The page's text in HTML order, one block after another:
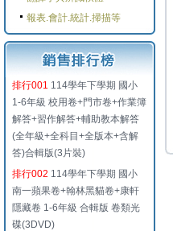
報表.會計.統計.掃描等
排行001 114學年下學期 國小
1-6年級 校用卷+門市卷+作業簿
解答+習作解答+輔助教本解答
(全年級+全科目+全版本+含解
答)合輯版(3片裝)
排行002 114學年下學期 國小
南一蘋果卷+翰林黑貓卷+康軒
隱藏卷 1-6年級 合輯版 卷類光
碟(3DVD)